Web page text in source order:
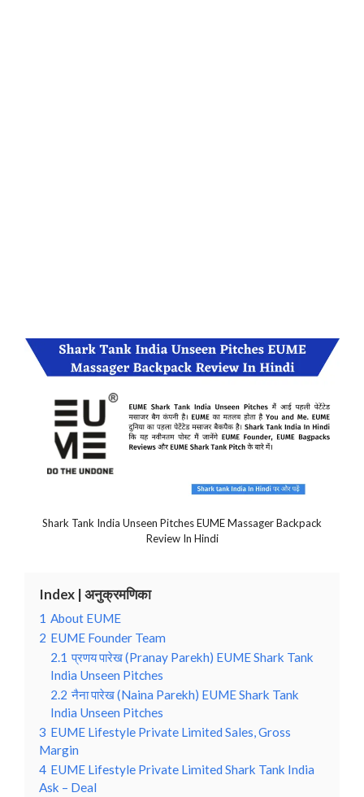
Shark Tank India Unseen Pitches EUME Massager Backpack
Review In Hindi
Index | अनुक्रमणिका
1 About EUME
2 EUME Founder Team
2.1 प्रणय पारेख (Pranay Parekh) EUME Shark Tank
India Unseen Pitches
2.2 नैना पारेख (Naina Parekh) EUME Shark Tank
India Unseen Pitches
3 EUME Lifestyle Private Limited Sales, Gross
Margin
4 EUME Lifestyle Private Limited Shark Tank India
Ask – Deal